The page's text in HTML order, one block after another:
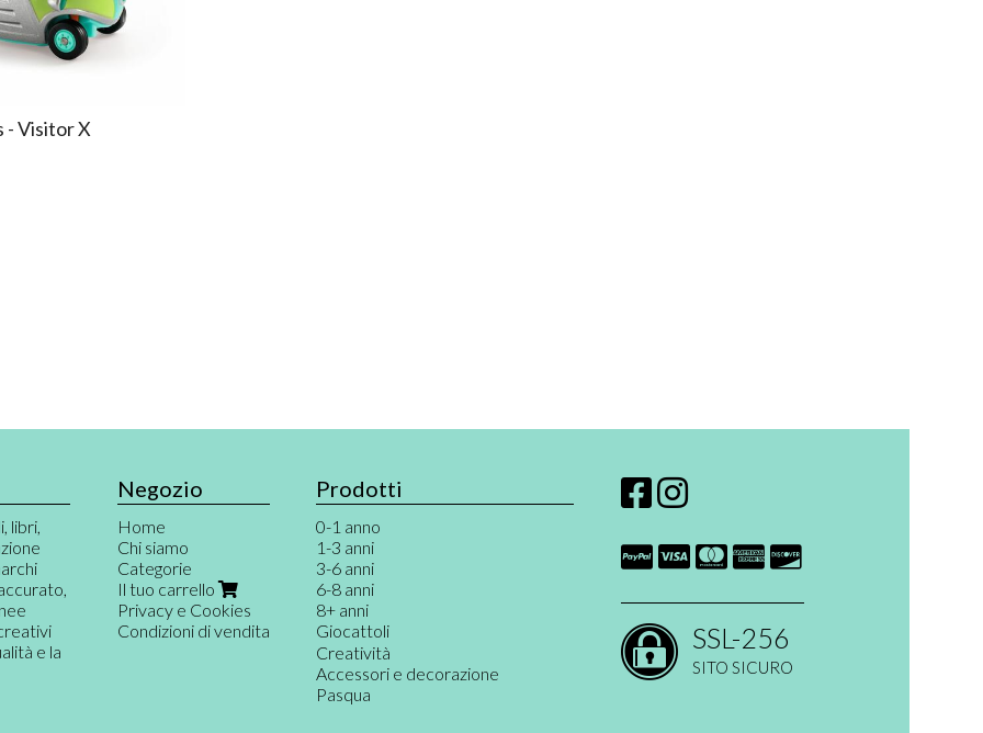
- Visitor X
libri,
e la
Negozio
Home
Chi siamo
Categorie
Il tuo carrello
Privacy e Cookies
Condizioni di vendita
Prodotti
0-1 anno
1-3 anni
3-6 anni
6-8 anni
8+ anni
Giocattoli
Giochi per neonati
Primi giochi
Gioco destrutturato e open ended
Creatività
Accessori e decorazione
Pasqua
SSL-256
SITO SICURO